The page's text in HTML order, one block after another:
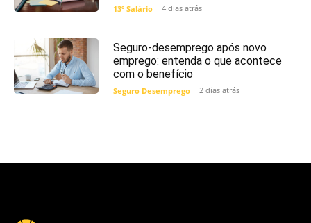
13º Salário 4 dias atrás
Seguro-desemprego após novo
emprego: entenda o que acontece
com o benefício
Seguro Desemprego 2 dias atrás